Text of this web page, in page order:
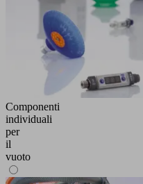
Componenti
individuali
per
il
vuoto